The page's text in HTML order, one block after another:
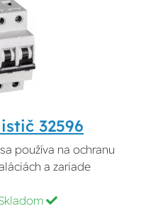
32596
používa na ochranu
a zariade